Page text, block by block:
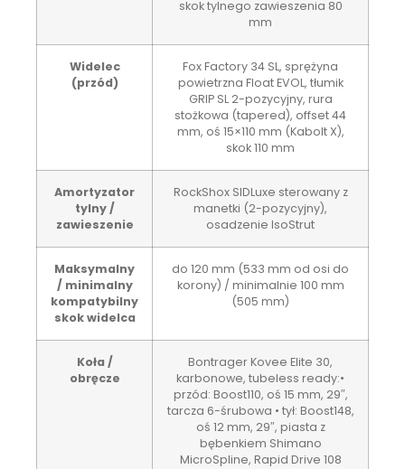
skok tylnego zawieszenia 80
mm
Widelec
(przód)
Fox Factory 34 SL, sprężyna
powietrzna Float EVOL, tłumik
GRIP SL 2-pozycyjny, rura
stożkowa (tapered), offset 44
mm, oś 15×110 mm (Kabolt X),
skok 110 mm
Amortyzator
tylny /
zawieszenie
RockShox SIDLuxe sterowany z
manetki (2-pozycyjny),
osadzenie IsoStrut
Maksymalny
/ minimalny
kompatybilny
skok widelca
do 120 mm (533 mm od osi do
korony) / minimalnie 100 mm
(505 mm)
Koła /
obręcze
Bontrager Kovee Elite 30,
karbonowe, tubeless ready:•
przód: Boost110, oś 15 mm, 29″,
tarcza 6-śrubowa • tył: Boost148,
oś 12 mm, 29″, piasta z
bębenkiem Shimano
MicroSpline, Rapid Drive 108